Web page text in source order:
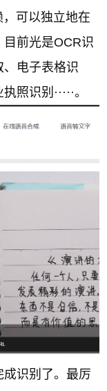
可以独立地在
前光是OCR识
、电子表格识
识别·····。
识别了。最厉